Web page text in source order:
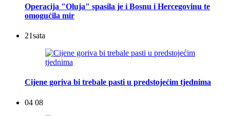
Operacija "Oluja" spasila je i Bosnu i Hercegovinu te
omogućila mir
21sata
Cijene goriva bi trebale pasti u predstojećim tjednima
04 08